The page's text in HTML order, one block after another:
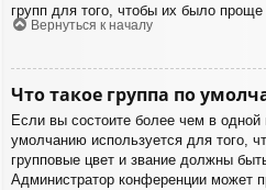
групп для того, чтобы их было проще
Вернуться к началу
Что такое группа по
Если вы состоите более чем в одной
умолчанию используется для того,
групповые цвет и звание должны
Администратор конференции может